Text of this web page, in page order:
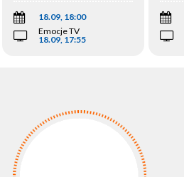
18.09, 18:00
Emocje TV
18.09, 17:55